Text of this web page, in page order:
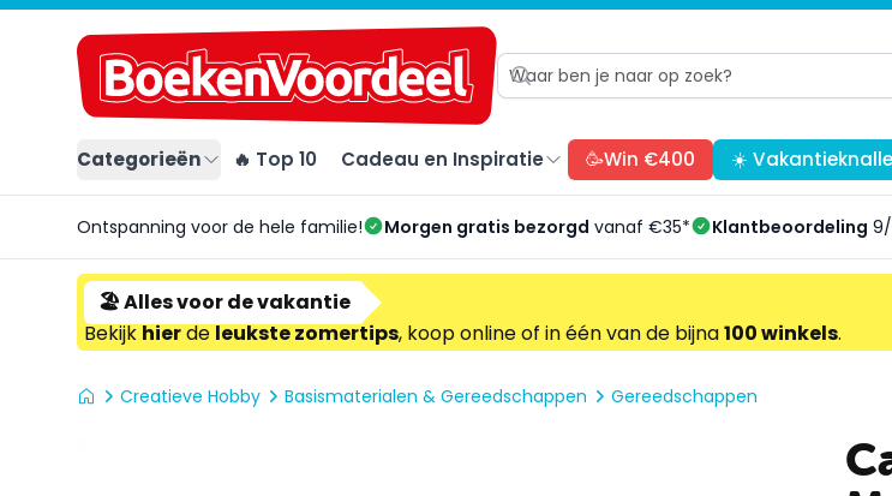
Categorieën 🔥 Top 10 Cadeau en Inspiratie 🥳Win €400 ☀️
Ontspanning voor de hele familie! Morgen gratis bezorgd vanaf €35* Klantbeoordeling 9/
🏖️ Alles voor de vakantie
Bekijkhierdeleukste zomertips, koop online of in één van de bijna100 winkels.
Creatieve Hobby Basismaterialen & Gereedschappen Gereedschappen